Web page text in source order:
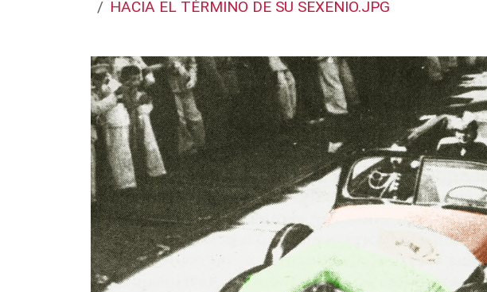
HACIA EL TÉRMINO DE SU SEXENIO.JPG